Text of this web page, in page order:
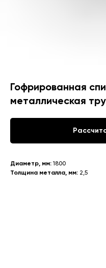
Гофрированная
металлическая
Диаметр, мм: 1800
Толщина металла, мм: 2,5